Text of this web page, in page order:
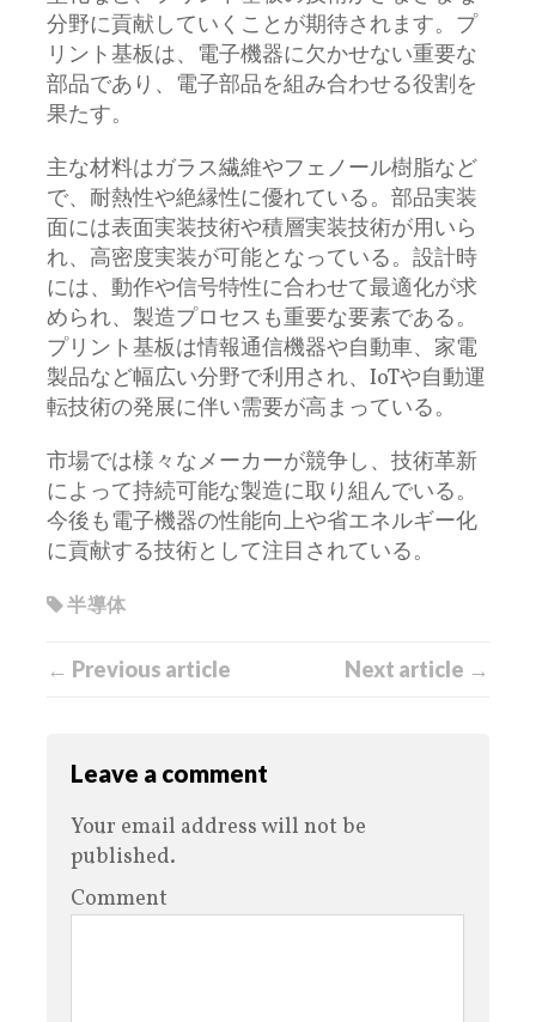
分野に貢献していくことが期待されます。プ
リント基板は、電子機器に欠かせない重要な
部品であり、電子部品を組み合わせる役割を
果たす。
主な材料はガラス繊維やフェノール樹脂など
で、耐熱性や絶縁性に優れている。部品実装
面には表面実装技術や積層実装技術が用いら
れ、高密度実装が可能となっている。設計時
には、動作や信号特性に合わせて最適化が求
められ、製造プロセスも重要な要素である。
プリント基板は情報通信機器や自動車、家電
製品など幅広い分野で利用され、IoTや自動運
転技術の発展に伴い需要が高まっている。
市場では様々なメーカーが競争し、技術革新
によって持続可能な製造に取り組んでいる。
今後も電子機器の性能向上や省エネルギー化
に貢献する技術として注目されている。
半導体
← Previous article Next article →
Leave a comment
Your email address will not be
published.
Comment